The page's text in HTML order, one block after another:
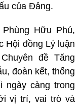
của Đảng.
Hữu Phú,
Hội đồng Lý luận
đề Tăng
đoàn kết, thống
ngày càng trong
vị trí, vai trò và